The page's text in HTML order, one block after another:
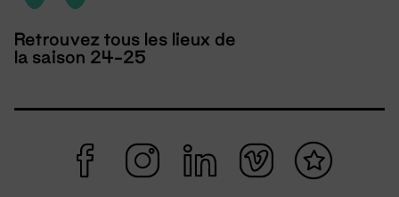
Retrouvez tous les lieux de
la saison 24-25